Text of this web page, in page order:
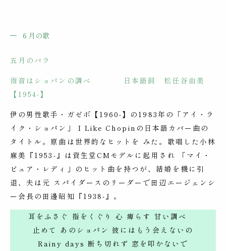
６月の歌
五月のバラ
雨音はショパンの調べ 日本語詞 松任谷由美
【1954-】
伊の男性歌手・ガゼボ【1960-】の1983年の「アイ・ラ
イク・ショパン」 I Like Chopinの日本語カバー曲の
タイトル。原曲は世界的なヒットを みた。歌唱した小林
麻美『1953-』は資生堂CMモデルに起用され 「マイ・
ピュア・レディ」のヒット曲を持つが、結婚を機に引
退、夫は元 スパイダースのリーダーで田辺エージェンシ
ー会長の田邊昭知『1938-』。
耳をふさぐ 指をくぐり 心 痺らす 甘い調べ
止めて あのショパン 彼にはもう会えないの
Rainy days 断ち切れず 窓を叩かないで